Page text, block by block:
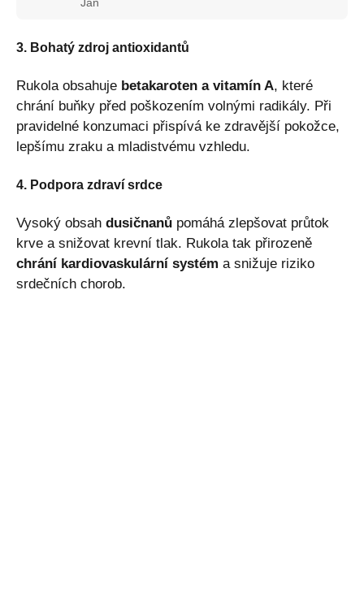
3. Bohatý zdroj antioxidantů
Rukola obsahuje betakaroten a vitamín A, které
chrání buňky před poškozením volnými radikály. Při
pravidelné konzumaci přispívá ke zdravější pokožce,
lepšímu zraku a mladistvému vzhledu.
4. Podpora zdraví srdce
Vysoký obsah dusičnanů pomáhá zlepšovat průtok
krve a snižovat krevní tlak. Rukola tak přirozeně
chrání kardiovaskulární systém a snižuje riziko
srdečních chorob.